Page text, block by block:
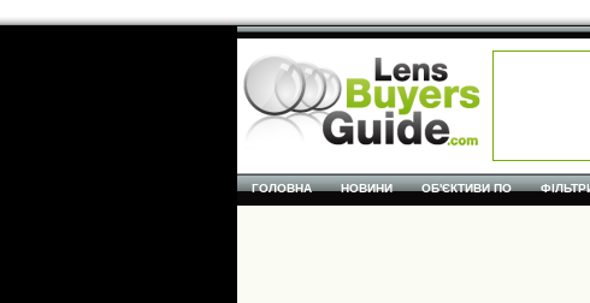
ГОЛОВНА НОВИНИ ОБ'ЄКТИВИ ПО